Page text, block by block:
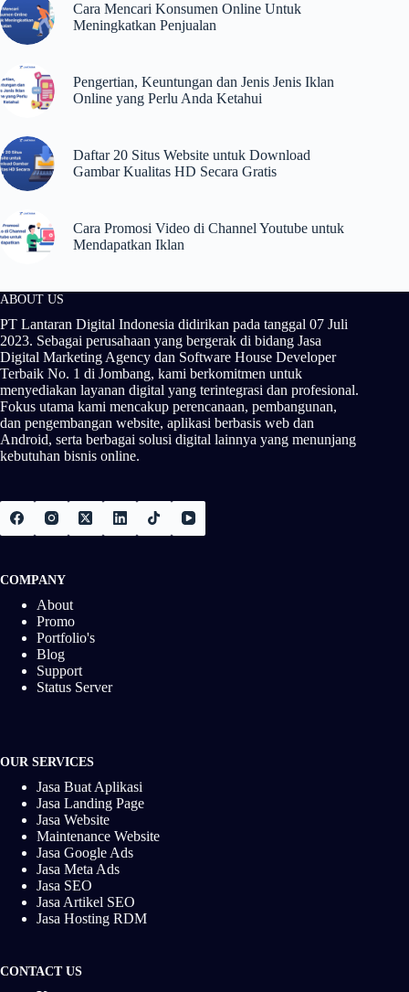
Cara Mencari Konsumen Online Untuk
Meningkatkan Penjualan
Pengertian, Keuntungan dan Jenis Jenis Iklan
Online yang Perlu Anda Ketahui
Daftar 20 Situs Website untuk Download
Gambar Kualitas HD Secara Gratis
Cara Promosi Video di Channel Youtube untuk
Mendapatkan Iklan
ABOUT US
PT Lantaran Digital Indonesia didirikan pada tanggal 07 Juli
2023. Sebagai perusahaan yang bergerak di bidang Jasa
Digital Marketing Agency dan Software House Developer
Terbaik No. 1 di Jombang, kami berkomitmen untuk
menyediakan layanan digital yang terintegrasi dan profesional.
Fokus utama kami mencakup perencanaan, pembangunan,
dan pengembangan website, aplikasi berbasis web dan
Android, serta berbagai solusi digital lainnya yang menunjang
kebutuhan bisnis online.
COMPANY
About
Promo
Portfolio's
Blog
Support
Status Server
OUR SERVICES
Jasa Buat Aplikasi
Jasa Landing Page
Jasa Website
Maintenance Website
Jasa Google Ads
Jasa Meta Ads
Jasa SEO
Jasa Artikel SEO
Jasa Hosting RDM
CONTACT US